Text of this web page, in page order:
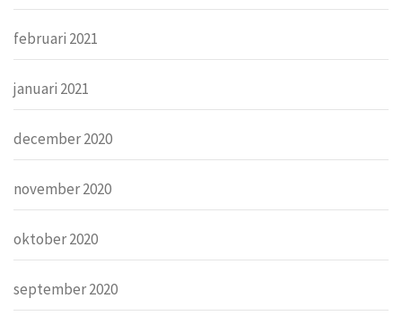
februari 2021
januari 2021
december 2020
november 2020
oktober 2020
september 2020